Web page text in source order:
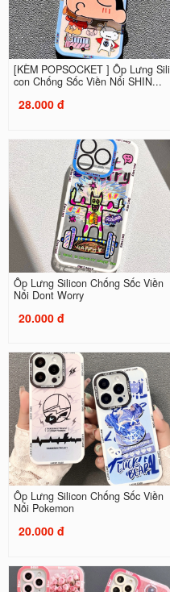
[KÈM POPSOCKET ] Ốp Lưng Sili
con Chống Sốc Viền Nổi SHIN...
28.000 đ
Ốp Lưng Silicon Chống Sốc Viền
Nổi Dont Worry
20.000 đ
Ốp Lưng Silicon Chống Sốc Viền
Nổi Pokemon
20.000 đ